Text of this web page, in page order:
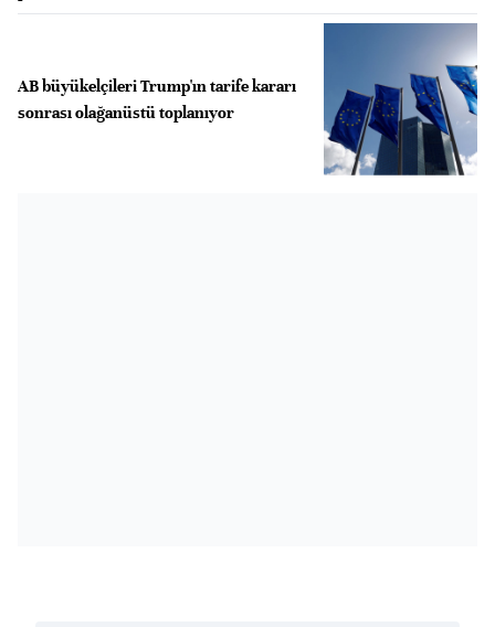
AB büyükelçileri Trump'ın tarife kararı
sonrası olağanüstü toplanıyor